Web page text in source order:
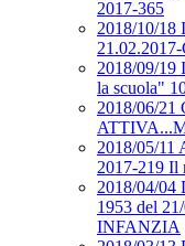
2017-365
2018/10/18
2018/09/19
la scuola"
2018/06/21
2018/05/11
2017-219
2018/04/
1953 del
INFANZIA